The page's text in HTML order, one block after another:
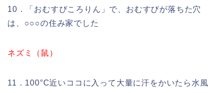
10．「おむすびころりん」で、おむすびが落ちた穴
は、○○○の住み家でした
ネズミ（鼠）
11．100°C近いココに入って大量に汗をかいたら水風